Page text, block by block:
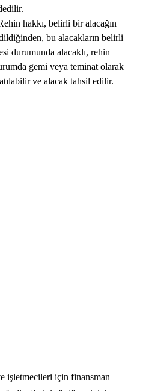
hakkı, belirli bir alacağın
bu alacakların belirli
durumunda alacaklı, rehin
gemi veya teminat olarak
ve alacak tahsil edilir.
işletmecileri için finansman